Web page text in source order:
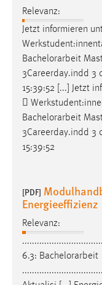
Relevanz:
Jetzt informieren
Bachelorarbeit
3Careerday.indd 3
15:39:52 [...] Jetzt

Bachelorarbeit
3Careerday.indd 3
15:39:52
[PDF]
Energieeffizienz
Relevanz:
6.3: Bachelorarbeit